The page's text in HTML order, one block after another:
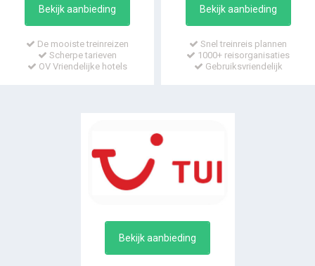
Bekijk aanbieding
De mooiste treinreizen
Scherpe tarieven
OV Vriendelijke hotels
Bekijk aanbieding
Snel treinreis plannen
1000+ reisorganisaties
Gebruiksvriendelijk
Bekijk aanbieding